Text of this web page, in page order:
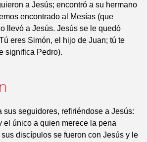
a Jesús; encontró a su hermano
encontrado al Mesías (que
llevó a Jesús. Jesús se le quedó
eres Simón, el hijo de Juan; tú te
significa Pedro).
sus seguidores, refiriéndose a Jesús:
el único a quien merece la pena
discípulos se fueron con Jesús y le